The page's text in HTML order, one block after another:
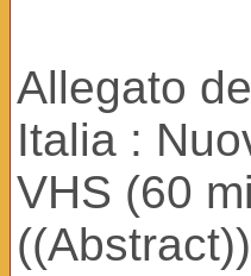
Allegato
Italia :
VHS (60
((Abstract))